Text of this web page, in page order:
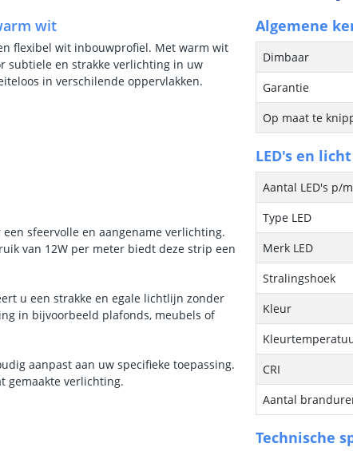
wit
flexibel wit inbouwprofiel. Met warm wit
subtiele en strakke verlichting in uw
in verschilende oppervlakken.
sfeervolle en aangename verlichting.
van 12W per meter biedt deze strip een
u een strakke en egale lichtlijn zonder
in bijvoorbeeld plafonds, meubels of
aanpast aan uw specifieke toepassing.
gemaakte verlichting.
Algemene
Dimbaar
Garantie
Op maat te
LED's en licht
Aantal LED's p/m
Type LED
Merk LED
Stralingshoek
Kleur
CRI
Aantal
Technische